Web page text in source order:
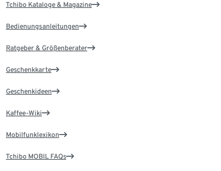
Tchibo Kataloge & Magazine
Bedienungsanleitungen
Ratgeber & Größenberater
Geschenkkarte
Geschenkideen
Kaffee-Wiki
Mobilfunklexikon
Tchibo MOBIL FAQs